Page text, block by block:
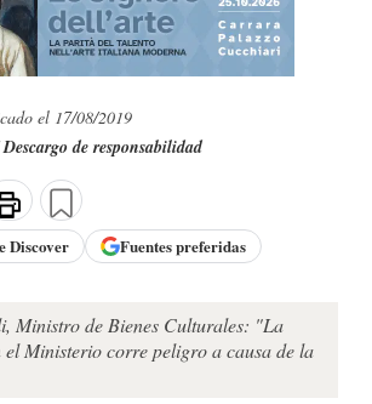
el 17/08/2019
Descargo de responsabilidad
Discover Fuentes preferidas
Ministro de Bienes Culturales: "La
Ministerio corre peligro a causa de la